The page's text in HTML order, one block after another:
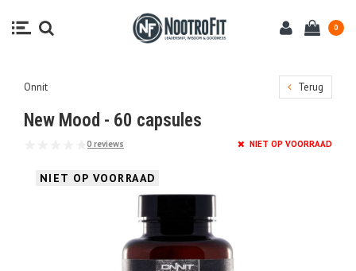
0
Onnit Terug
New Mood - 60 capsules
0 reviews NIET OP VOORRAAD
NIET OP VOORRAAD